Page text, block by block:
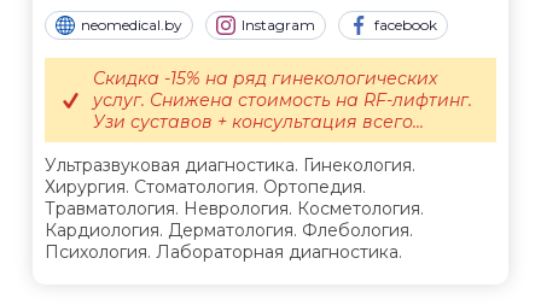
neomedical.by Instagram facebook
Ультразвуковая диагностика. Гинекология.
Хирургия. Стоматология. Ортопедия.
Травматология. Неврология. Косметология.
Кардиология. Дерматология. Флебология.
Психология. Лабораторная диагностика.
Скидка -15% на ряд гинекологических
услуг. Снижена стоимость на RF-лифтинг.
Узи суставов + консультация всего...